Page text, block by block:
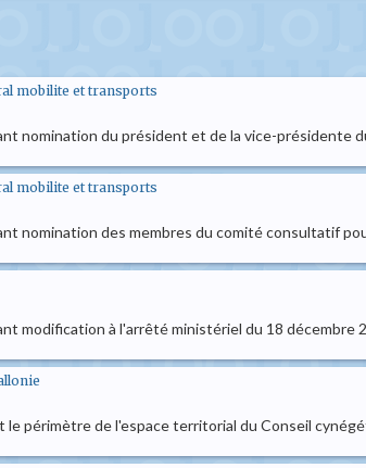
mobilite et transports
nomination du président et de la vice-présidente
mobilite et transports
nomination des membres du comité consultatif
modification à l'arrêté ministériel du 18 décembre
périmètre de l'espace territorial du Conseil